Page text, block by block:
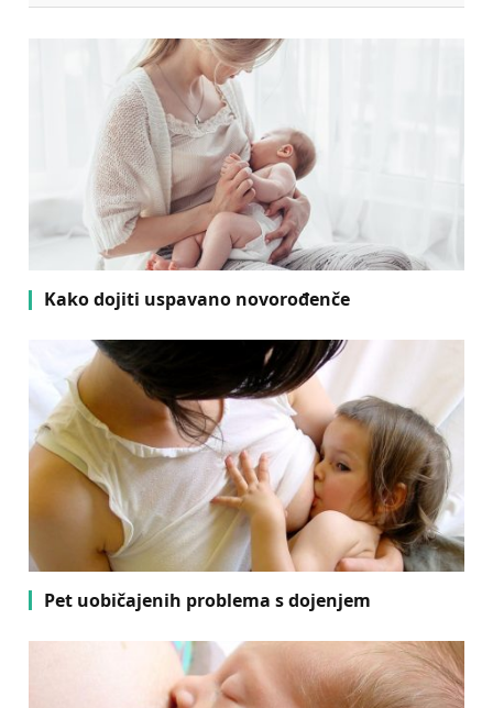
Kako dojiti uspavano novorođenče
Pet uobičajenih problema s dojenjem